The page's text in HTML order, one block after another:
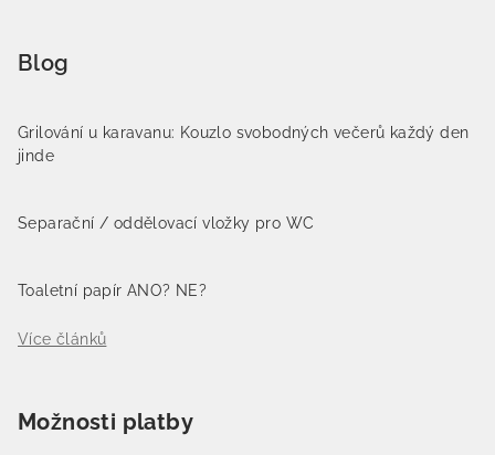
Blog
Grilování u karavanu: Kouzlo svobodných večerů každý den
jinde
Separační / oddělovací vložky pro WC
Toaletní papír ANO? NE?
Více článků
Možnosti platby